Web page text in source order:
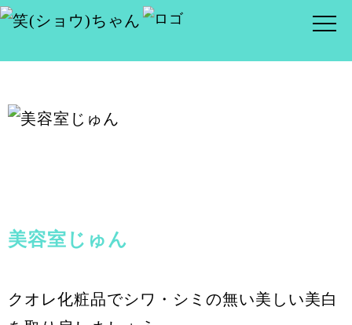
美容室じゅん
クオレ化粧品でシワ・シミの無い美しい美白